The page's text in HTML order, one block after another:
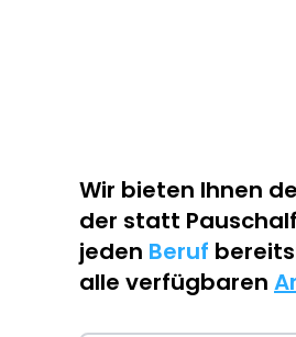
Wir bieten Ihnen
der statt
jeden Beruf
alle verfügbaren